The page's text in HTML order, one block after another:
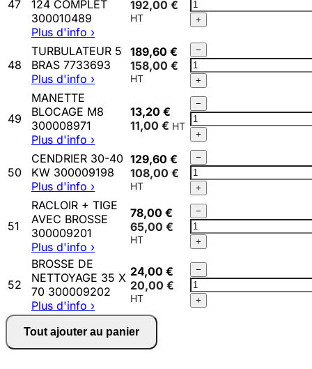
47
124 COMPLET
300010489
Plus d'info ›
192,00 €
CALORSTAT
FR
124
COMPLET
300010489
+
48
TURBULATEUR 5
BRAS 7733693
Plus d'info ›
189,60 €
158,00 €
− Qté
TURBULATEUR
5
BRAS
+
49
MANETTE
BLOCAGE M8
300008971
Plus d'info ›
13,20 €
11,00 €
− Qté
MANETTE
BLOCAGE
M8
+
50
CENDRIER 30-40
KW 300009198
Plus d'info ›
129,60 €
108,00 €
− Qté
CENDRIER
30-
40
+
51
RACLOIR + TIGE
AVEC BROSSE
300009201
Plus d'info ›
78,00 €
65,00 €
− Qté
RACLOIR
+
TIGE
AVEC
BROSSE
300009201
+
52
BROSSE DE
NETTOYAGE 35 X
70 300009202
Plus d'info ›
24,00 €
20,00 €
− Qté
BROSSE
DE
NETTOYAGE
+
Tout ajouter au panier